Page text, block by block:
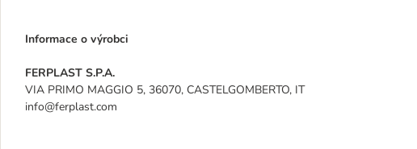
Informace o výrobci
FERPLAST S.P.A.
VIA PRIMO MAGGIO 5, 36070, CASTELGOMBERTO, IT
info@ferplast.com